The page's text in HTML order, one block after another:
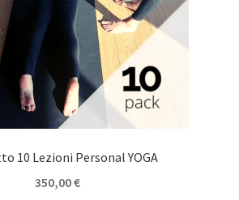
10 Lezioni Personal YOGA
350,00€